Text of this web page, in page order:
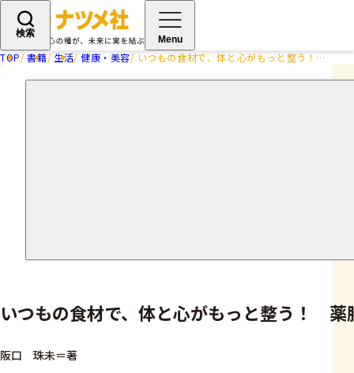
検索
Menu
TOP 書籍 生活 健康・美容 いつもの食材で、体と心がもっと整う！ 薬膳生活を楽しむ教科書
いつもの食材で、体と心がもっと整う！ 薬
阪口 珠未＝著